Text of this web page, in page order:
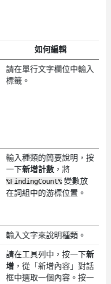
如何編輯
請在單行文字欄位中輸入
標籤。
輸入種類的簡要說明，按
一下新增計數，將
%FindingCount%變數放
在詞組中的游標位置。
輸入文字來說明種類。
請在工具列中，按一下新
增，從「新增內容」對話
框中選取一個內容。按一